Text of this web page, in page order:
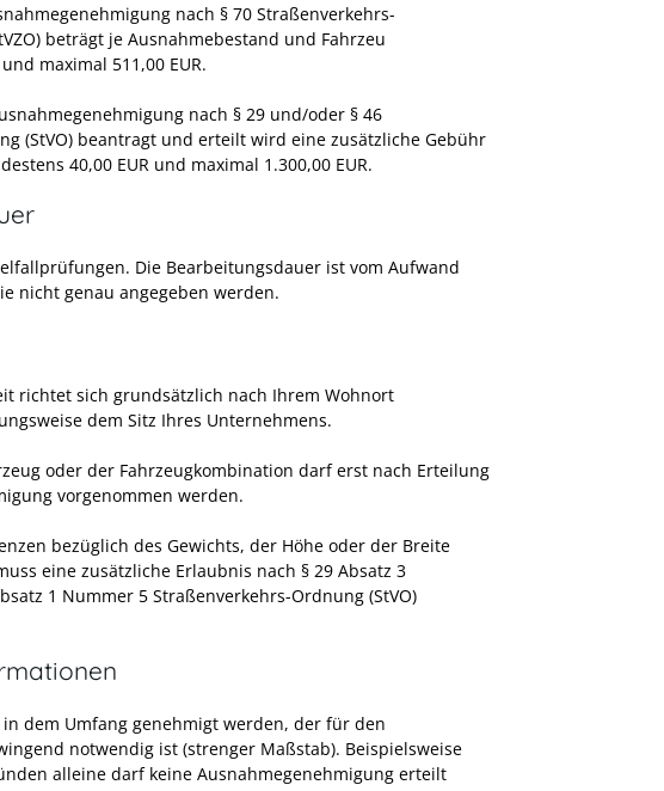
nach § 70 Straßenverkehrs-
beträgt je Ausnahmebestand und Fahrzeu
maximal 511,00 EUR.
nach § 29 und/oder § 46
(StVO) beantragt und erteilt wird eine zusätzliche Gebühr
40,00 EUR und maximal 1.300,00 EUR.
Die Bearbeitungsdauer ist vom Aufwand
nicht genau angegeben werden.
richtet sich grundsätzlich nach Ihrem Wohnort
dem Sitz Ihres Unternehmens.
oder der Fahrzeugkombination darf erst nach Erteilung
vorgenommen werden.
bezüglich des Gewichts, der Höhe oder der Breite
eine zusätzliche Erlaubnis nach § 29 Absatz 3
1 Nummer 5 Straßenverkehrs-Ordnung (StVO)
dem Umfang genehmigt werden, der für den
notwendig ist (strenger Maßstab). Beispielsweise
alleine darf keine Ausnahmegenehmigung erteilt